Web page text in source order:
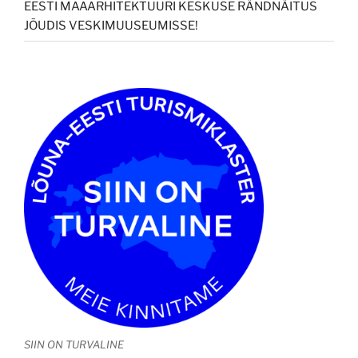
EESTI MAAARHITEKTUURI KESKUSE RÄNDNÄITUS
JÕUDIS VESKIMUUSEUMISSE!
SIIN ON TURVALINE